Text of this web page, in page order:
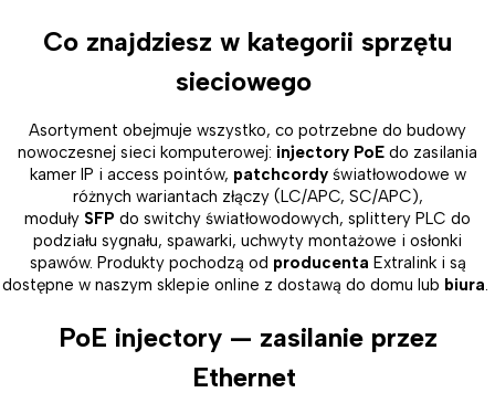
Co znajdziesz w kategorii sprzętu
sieciowego
Asortyment obejmuje wszystko, co potrzebne do budowy
nowoczesnej sieci komputerowej: injectory PoE do zasilania
kamer IP i access pointów, patchcordyświatłowodowe w
różnych wariantach złączy (LC/APC, SC/APC),
moduły SFP do switchy światłowodowych, splittery PLC do
podziału sygnału, spawarki, uchwyty montażowe i osłonki
spawów. Produkty pochodzą od producenta Extralink i są
dostępne w naszym sklepie online z dostawą do domu lub biura.
PoE injectory — zasilanie przez
Ethernet